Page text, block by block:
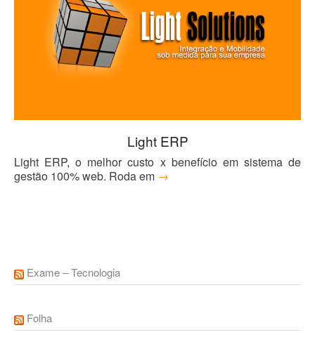
Light ERP
Light ERP, o melhor custo x benefício em sistema de
gestão 100% web. Roda em →
Exame – Tecnologia
Folha